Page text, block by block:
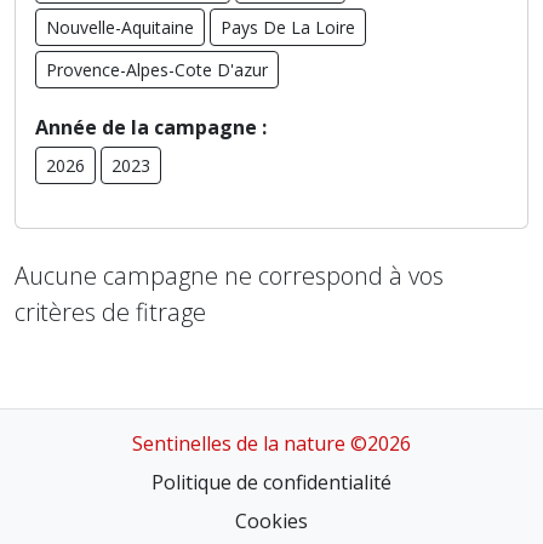
Aucune campagne ne correspond à vos
critères de fitrage
Nouvelle-Aquitaine
Pays De La Loire
Provence-Alpes-Cote D'azur
Année de la campagne :
2026 2023
Sentinelles de la nature ©2026
Politique de confidentialité
Cookies